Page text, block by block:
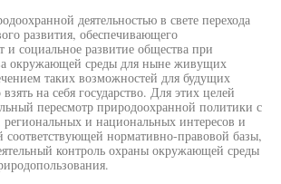
деятельностью в свете перехода
развития, обеспечивающего
и социальное развитие общества при
окружающей среды для ныне живущих
таких возможностей для будущих
на себя государство. Для этих целей
пересмотр природоохранной политики с
региональных и национальных интересов и
соответствующей нормативно-правовой базы,
контроль охраны окружающей среды